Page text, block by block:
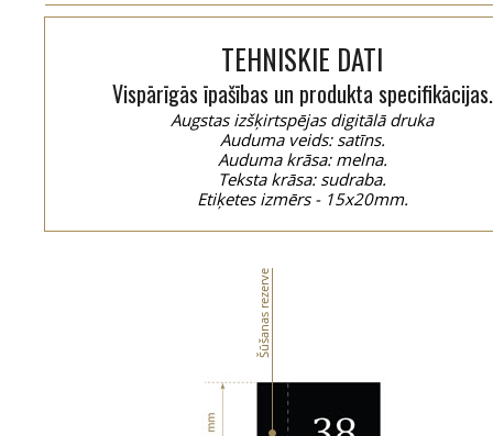
TEHNISKIE DATI
Vispārīgās īpašības un produkta specifikācijas.
Augstas izšķirtspējas digitālā druka
Auduma veids: satīns.
Auduma krāsa: melna.
Teksta krāsa: sudraba.
Etiķetes izmērs - 15x20mm.
Šūšanas rezerve